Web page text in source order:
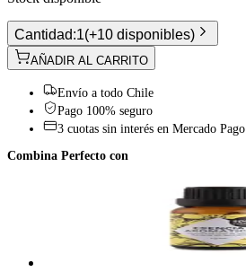
Cantidad:1(+10 disponibles)
AÑADIR AL CARRITO
Envío a todo Chile
Pago 100% seguro
3 cuotas sin interés en Mercado Pago
Combina Perfecto con